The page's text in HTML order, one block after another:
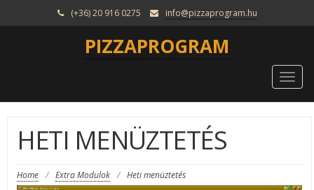
(+36) 20 916 0275 info@pizzaprogram.hu
PIZZAPROGRAM
HETI MENÜZTETÉS
Home / Extra Modulok / Heti menüztetés